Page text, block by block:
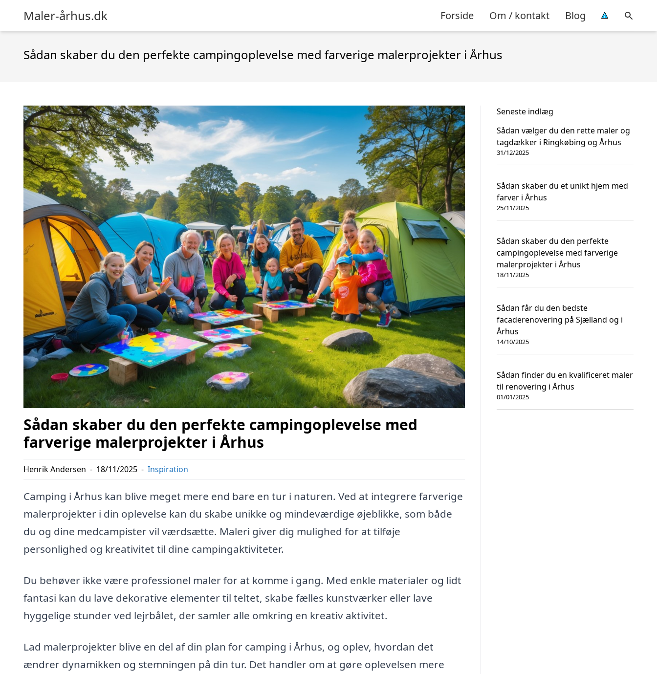
Maler-århus.dk Forside Om / kontakt Blog
Sådan skaber du den perfekte campingoplevelse med farverige malerprojekter i Århus
Sådan skaber du den perfekte campingoplevelse med
farverige malerprojekter i Århus
Henrik Andersen - 18/11/2025 - Inspiration
Camping i Århus kan blive meget mere end bare en tur i naturen. Ved at integrere farverige
malerprojekter i din oplevelse kan du skabe unikke og mindeværdige øjeblikke, som både
du og dine medcampister vil værdsætte. Maleri giver dig mulighed for at tilføje
personlighed og kreativitet til dine campingaktiviteter.
Du behøver ikke være professionel maler for at komme i gang. Med enkle materialer og lidt
fantasi kan du lave dekorative elementer til teltet, skabe fælles kunstværker eller lave
hyggelige stunder ved lejrbålet, der samler alle omkring en kreativ aktivitet.
Lad malerprojekter blive en del af din plan for camping i Århus, og oplev, hvordan det
ændrer dynamikken og stemningen på din tur. Det handler om at gøre oplevelsen mere
Seneste indlæg
Sådan vælger du den rette maler og
tagdækker i Ringkøbing og Århus
31/12/2025
Sådan skaber du et unikt hjem med
farver i Århus
25/11/2025
Sådan skaber du den perfekte
campingoplevelse med farverige
malerprojekter i Århus
18/11/2025
Sådan får du den bedste
facaderenovering på Sjælland og i
Århus
14/10/2025
Sådan finder du en kvalificeret maler
til renovering i Århus
01/01/2025